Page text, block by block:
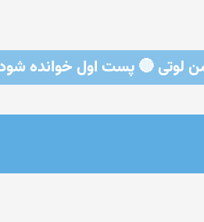
لوتی 🔴 پست اول خوانده